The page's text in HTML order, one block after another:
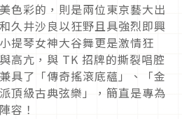
色彩的，則是兩位東京藝大出
久井沙良以狂野且具強烈即興
提琴女神大谷舞更是激情狂
高亢，與 TK 招牌的撕裂唱腔
具了「傳奇搖滾底蘊」、「金
頂級古典弦樂」，簡直是專為
容！